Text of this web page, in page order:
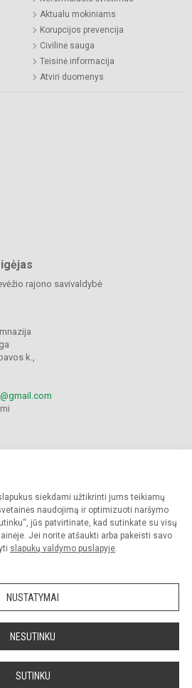
siekdami užtikrinti jums teikiamų
naudojimą ir optimizuoti naršymo
jūs patvirtinate, kad sutinkate su visų
Jei norite atšaukti arba pakeisti savo
slapukų valdymo puslapyje.
NUSTATYMAI
NESUTINKU
SUTINKU
Aktualu mokiniams
Korupcijos prevencija
Civilinė sauga
Teisinė informacija
Atviri duomenys
rajono savivaldybė
k.,
progimnazija. Visos teisės saugomos.
sutikimo griežtai draudžiama.
paraiška Slapukų valdymas